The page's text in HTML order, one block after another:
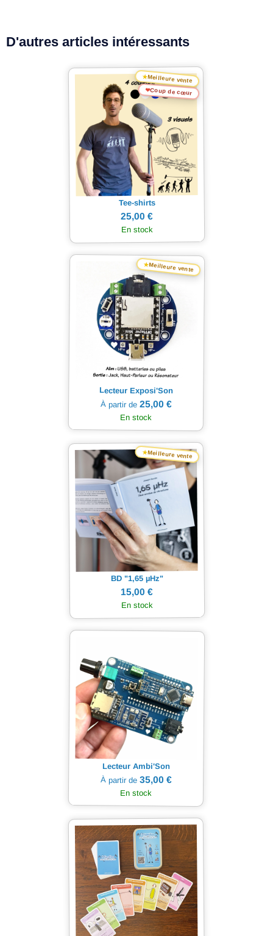
D'autres articles intéressants
★Meilleure vente
❤Coup de cœur
Tee-shirts
25,00 €
En stock
★Meilleure vente
Lecteur Exposi'Son
À partir de 25,00 €
En stock
★Meilleure vente
BD "1,65 µHz"
15,00 €
En stock
Lecteur Ambi'Son
À partir de 35,00 €
En stock